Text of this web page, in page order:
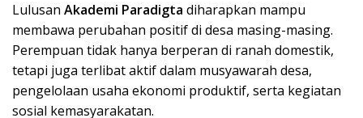
Lulusan Akademi Paradigta diharapkan mampu
membawa perubahan positif di desa masing-masing.
Perempuan tidak hanya berperan di ranah domestik,
tetapi juga terlibat aktif dalam musyawarah desa,
pengelolaan usaha ekonomi produktif, serta kegiatan
sosial kemasyarakatan.